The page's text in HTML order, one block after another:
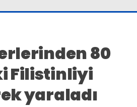
80
Filistinliyi
yaraladı